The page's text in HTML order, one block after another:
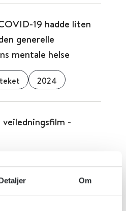
Om
19 hadde liten
generelle
mentale helse
2024
veiledningsfilm -